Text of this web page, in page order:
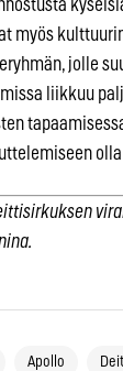
myös
jolle
liikkuu
Apollo